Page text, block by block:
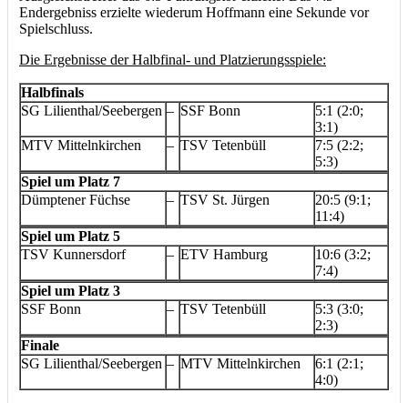
Endergebniss erzielte wiederum Hoffmann eine Sekunde vor
Spielschluss.
Die Ergebnisse der Halbfinal- und Platzierungsspiele:
Halbfinals
SG Lilienthal/Seebergen – SSF Bonn
5:1 (2:0;
3:1)
MTV Mittelnkirchen
– TSV Tetenbüll
7:5 (2:2;
5:3)
Spiel um Platz 7
Dümptener Füchse
– TSV St. Jürgen
20:5 (9:1;
11:4)
Spiel um Platz 5
TSV Kunnersdorf
– ETV Hamburg
10:6 (3:2;
7:4)
Spiel um Platz 3
SSF Bonn
– TSV Tetenbüll
5:3 (3:0;
2:3)
Finale
SG Lilienthal/Seebergen – MTV Mittelnkirchen
6:1 (2:1;
4:0)